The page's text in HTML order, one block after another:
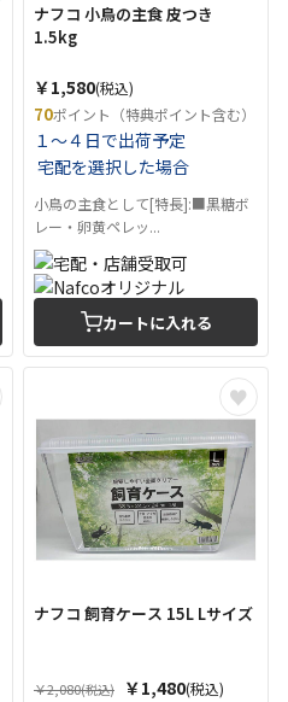
ナフコ 小鳥の主食 皮つき
1.5kg
￥1,580(税込)
70ポイント（特典ポイント含む）
１～４日で出荷予定
宅配を選択した場合
小鳥の主食として[特長]:■黒糖ボ
レー・卵黄ペレッ...
カートに入れる
ナフコ 飼育ケース 15L Lサイズ
￥2,080(税込) ￥1,480(税込)